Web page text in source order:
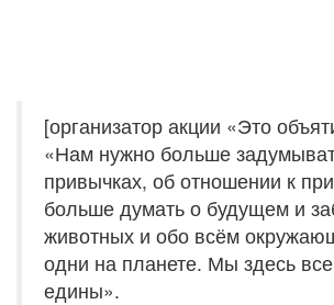
[организатор акции «Это
«Нам нужно больше
привычках, об отношении к
больше думать о будущем и
животных и обо всём
одни на планете. Мы здесь
едины».